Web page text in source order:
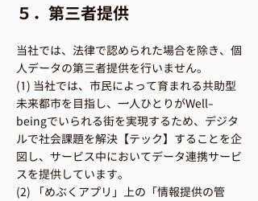
５．第三者提供
当社では、法律で認められた場合を除き、個
人データの第三者提供を行いません。
(1) 当社では、市民によって育まれる共助型
未来都市を目指し、一人ひとりがWell-
beingでいられる街を実現するため、デジタ
ルで社会課題を解決【テック】することを企
図し、サービス中においてデータ連携サービ
スを提供しています。
(2) 「めぶくアプリ」上の「情報提供の管